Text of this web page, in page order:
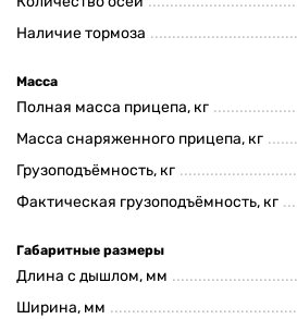
Наличие тормоза
Масса
Полная масса прицепа, кг
Масса снаряженного прицепа, кг
Грузоподъёмность, кг
Фактическая грузоподъёмность, кг
Габаритные размеры
Длина с дышлом, мм
Ширина, мм